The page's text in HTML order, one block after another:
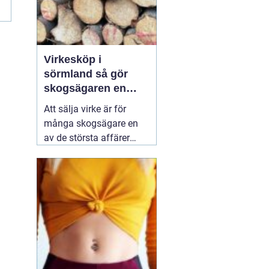
Virkesköp i
sörmland så gör
skogsägaren en
trygg och lönsam
affär
Att sälja virke är för
många skogsägare en
av de största affärer
Samtidigt är marknaden
rörlig, reglerna många
och alternativen fler än
någonsin. Den som vill
lyckas01 augusti 2026